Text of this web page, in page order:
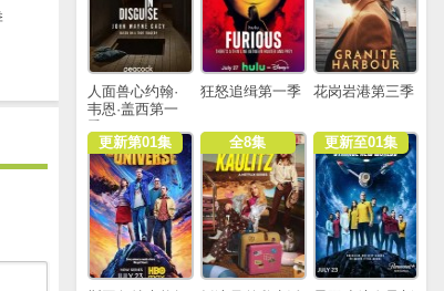
人面兽心约翰·
韦恩·盖西第一
季
狂怒追缉第一季 花岗岩港第三季
更新第01集 全8集 更新至01集